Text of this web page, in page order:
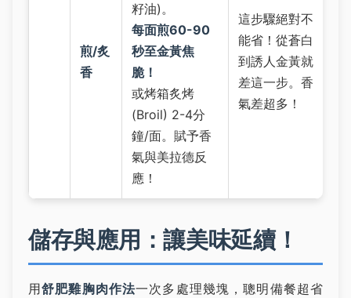
煎/炙
香
籽油)。
每面煎60-90
秒至金黃焦
脆！
或烤箱炙烤
(Broil) 2-4分
鐘/面。賦予香
氣與美拉德反
應！
這步驟絕對不
能省！從蒼白
到誘人金黃就
差這一步。香
氣差超多！
儲存與應用：讓美味延續！
用舒肥雞胸肉作法一次多處理幾塊，聰明備餐超省